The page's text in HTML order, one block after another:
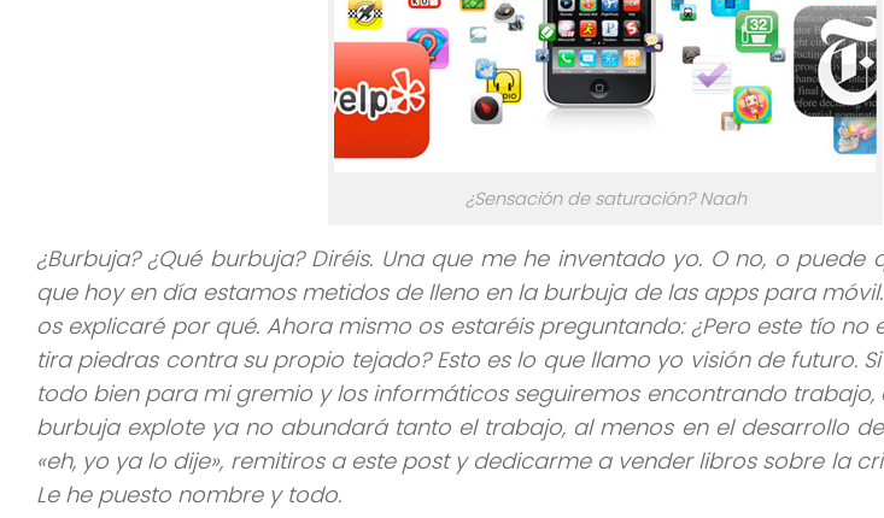
¿Sensación de saturación? Naah
¿Burbuja? ¿Qué burbuja? Diréis. Una que me he inventado yo. O no, o puede
que hoy en día estamos metidos de lleno en la burbuja de las apps para
os explicaré por qué. Ahora mismo os estaréis preguntando: ¿Pero este tío no
tira piedras contra su propio tejado? Esto es lo que llamo yo visión de futuro.
todo bien para mi gremio y los informáticos seguiremos encontrando trabajo,
burbuja explote ya no abundará tanto el trabajo, al menos en el desarrollo
«eh, yo ya lo dije», remitiros a este post y dedicarme a vender libros sobre la
Le he puesto nombre y todo.